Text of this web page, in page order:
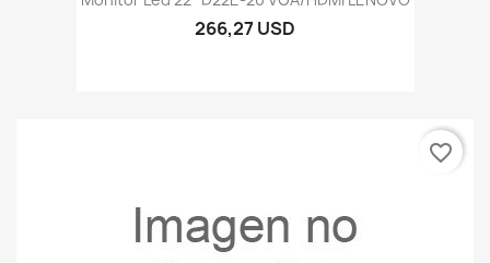
266,27 USD
favorite_border